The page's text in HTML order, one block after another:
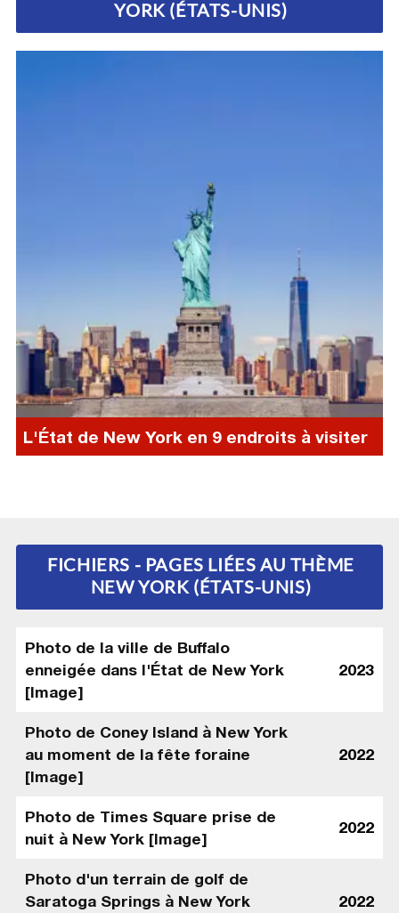
YORK (ÉTATS-UNIS)
L'État de New York en 9 endroits à visiter
FICHIERS - PAGES LIÉES AU THÈME
NEW YORK (ÉTATS-UNIS)
Photo de la ville de Buffalo
enneigée dans l'État de New York
[Image]
2023
Photo de Coney Island à New York
au moment de la fête foraine
[Image]
2022
Photo de Times Square prise de
nuit à New York [Image]
2022
Photo d'un terrain de golf de
Saratoga Springs à New York
2022